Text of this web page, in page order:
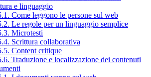
e linguaggio
Come leggono le persone sul web
Le regole per un linguaggio semplice
Microtesti
Scrittura collaborativa
Content critique
Traduzione e localizzazione dei contenuti